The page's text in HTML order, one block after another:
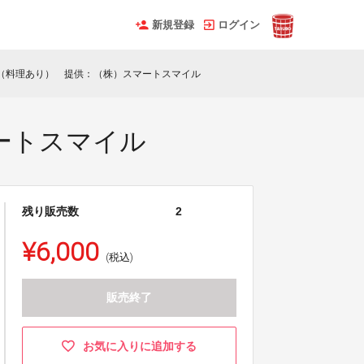
新規登録 ログイン
料理あり） 提供：（株）スマートスマイル
トスマイル
残り販売数 2
¥6,000 (税込)
販売終了
お気に入りに追加する